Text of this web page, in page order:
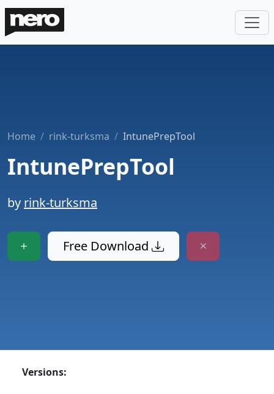
Home rink-turksma IntunePrepTool
IntunePrepTool
by rink-turksma
Free Download
Versions: